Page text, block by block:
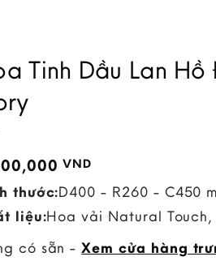
Tinh Dầu Lan
VND
thước:D400 - R260 - C450
liệu:Hoa vải Natural Touch,
có sẵn -Xem cửa hàng